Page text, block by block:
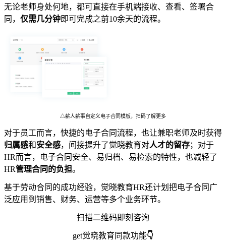
无论老师身处何地，都可直接在手机端接收、查看、签署合
同， 仅需几分钟即可完成之前10余天的流程。
△薪人薪事自定义电子合同模板，扫码了解更多
对于员工而言，快捷的电子合同流程，也让兼职老师及时获得
归属感和安全感，间接提升了觉晓教育对人才的留存；对于
HR而言，电子合同安全、易归档、易检索的特性，也减轻了
HR管理合同的负担。
基于劳动合同的成功经验，觉晓教育HR还计划把电子合同广
泛应用到销售、财务、运营等多个业务环节。
扫描二维码即刻咨询
get觉晓教育同款功能👇